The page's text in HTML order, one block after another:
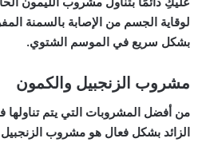
لوقاية الجسم من الإصابة بالسمنة
بشكل سريع في الموسم الشتوي.
مشروب الزنجبيل والكمون
من أفضل المشروبات التي يتم
الزائد بشكل فعال هو مشروب